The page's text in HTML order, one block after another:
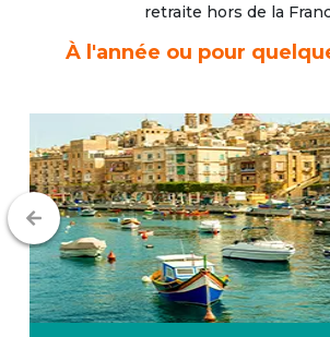
retraite hors de la
À l'année ou pour